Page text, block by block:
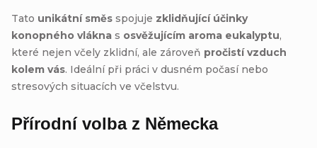
Tato unikátní směs spojuje zklidňující účinky
konopného vlákna s osvěžujícím aroma eukalyptu,
které nejen včely zklidní, ale zároveň pročistí vzduch
kolem vás. Ideální při práci v dusném počasí nebo
stresových situacích ve včelstvu.
Přírodní volba z Německa